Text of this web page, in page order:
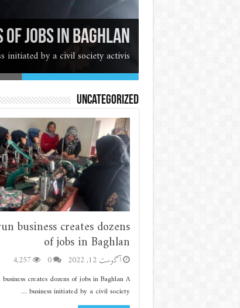
of jobs in Baghlan
initiated by a civil society activis…
زنان نظامی
اقتصادی ما
افسردگی
تعریق زیاد و
فواید پوست
Uncategorized
business creates dozens
of jobs in Baghlan
آگوست 12, 2022 0
4,257
creates dozens of jobs in Baghlan A
business initiated by a civil society …